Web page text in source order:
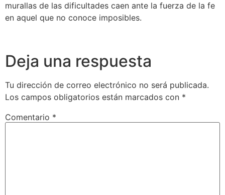
murallas de las dificultades caen ante la fuerza de la fe
en aquel que no conoce imposibles.
Deja una respuesta
Tu dirección de correo electrónico no será publicada.
Los campos obligatorios están marcados con *
Comentario *